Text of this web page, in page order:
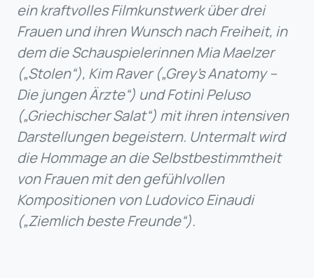
ein kraftvolles Filmkunstwerk über drei
Frauen und ihren Wunsch nach Freiheit, in
dem die Schauspielerinnen Mia Maelzer
(„Stolen“), Kim Raver („Grey’s Anatomy –
Die jungen Ärzte“) und Fotinì Peluso
(„Griechischer Salat“) mit ihren intensiven
Darstellungen begeistern. Untermalt wird
die Hommage an die Selbstbestimmtheit
von Frauen mit den gefühlvollen
Kompositionen von Ludovico Einaudi
(„Ziemlich beste Freunde“).